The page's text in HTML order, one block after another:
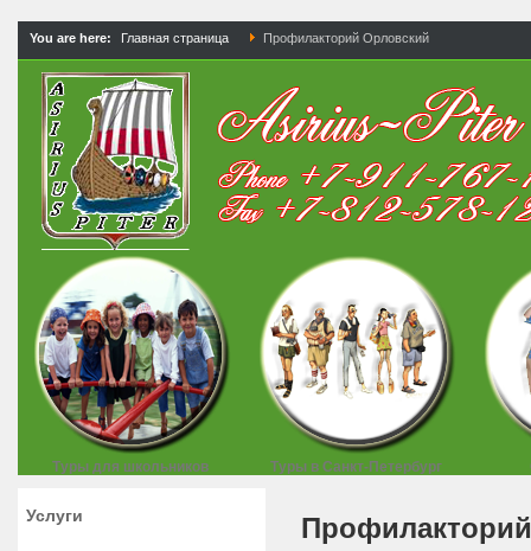
You are here: Главная страница Профилакторий Орловский
Туры для школьников Туры в Санкт-Петербург
Услуги